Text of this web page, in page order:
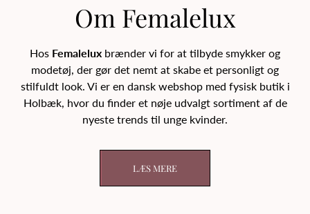
Om Femalelux
Hos Femalelux brænder vi for at tilbyde smykker og
modetøj, der gør det nemt at skabe et personligt og
stilfuldt look. Vi er en dansk webshop med fysisk butik i
Holbæk, hvor du finder et nøje udvalgt sortiment af de
nyeste trends til unge kvinder.
LÆS MERE